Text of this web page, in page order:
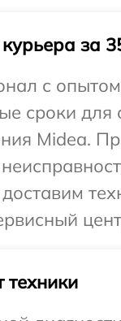
за
с
сроки для
Midea.
техники